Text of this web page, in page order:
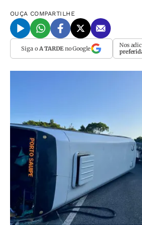
OUÇA COMPARTILHE
Siga o A TARDEno Google Nos